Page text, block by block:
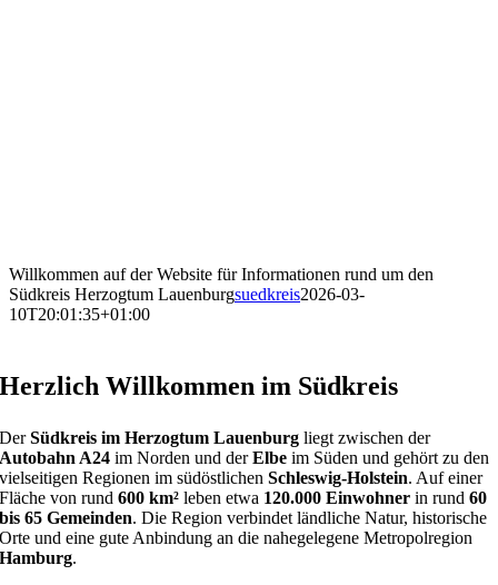
Willkommen auf der Website für Informationen rund um den
Südkreis Herzogtum Lauenburgsuedkreis2026-03-
10T20:01:35+01:00
Herzlich Willkommen im Südkreis
DerSüdkreis imHerzogtum Lauenburg liegt zwischen der
Autobahn A24 im Norden und derElbe im Süden und gehört zu den
vielseitigen Regionen im südöstlichenSchleswig-Holstein. Auf einer
Fläche von rund600 km² leben etwa 120.000 Einwohner in rund60
bis 65 Gemeinden. Die Region verbindet ländliche Natur, historische
Orte und eine gute Anbindung an die nahegelegene Metropolregion
Hamburg.